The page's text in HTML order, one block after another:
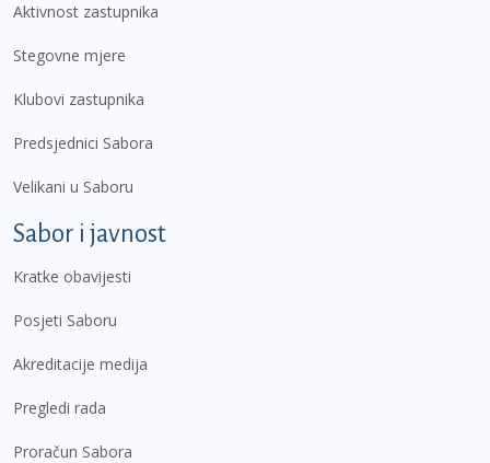
Aktivnost zastupnika
Stegovne mjere
Klubovi zastupnika
Predsjednici Sabora
Velikani u Saboru
Sabor i javnost
Kratke obavijesti
Posjeti Saboru
Akreditacije medija
Pregledi rada
Proračun Sabora